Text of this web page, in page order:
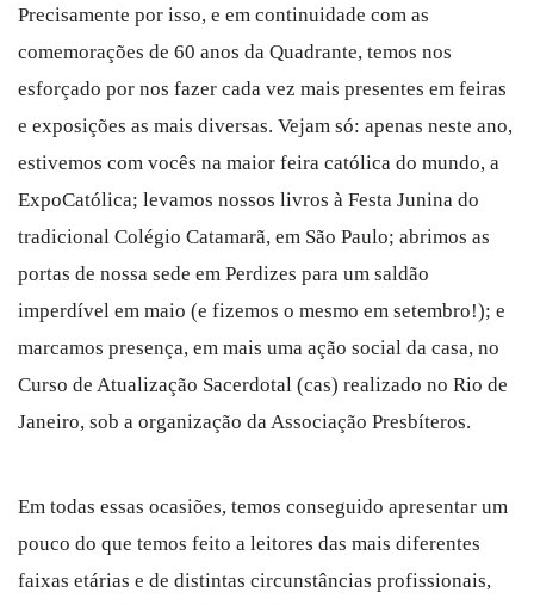
Precisamente por isso, e em continuidade com as
comemorações de 60 anos da Quadrante, temos nos
esforçado por nos fazer cada vez mais presentes em feiras
e exposições as mais diversas. Vejam só: apenas neste ano,
estivemos com vocês na maior feira católica do mundo, a
ExpoCatólica; levamos nossos livros à Festa Junina do
tradicional Colégio Catamarã, em São Paulo; abrimos as
portas de nossa sede em Perdizes para um saldão
imperdível em maio (e fizemos o mesmo em setembro!); e
marcamos presença, em mais uma ação social da casa, no
Curso de Atualização Sacerdotal (cas) realizado no Rio de
Janeiro, sob a organização da Associação Presbíteros.
Em todas essas ocasiões, temos conseguido apresentar um
pouco do que temos feito a leitores das mais diferentes
faixas etárias e de distintas circunstâncias profissionais,